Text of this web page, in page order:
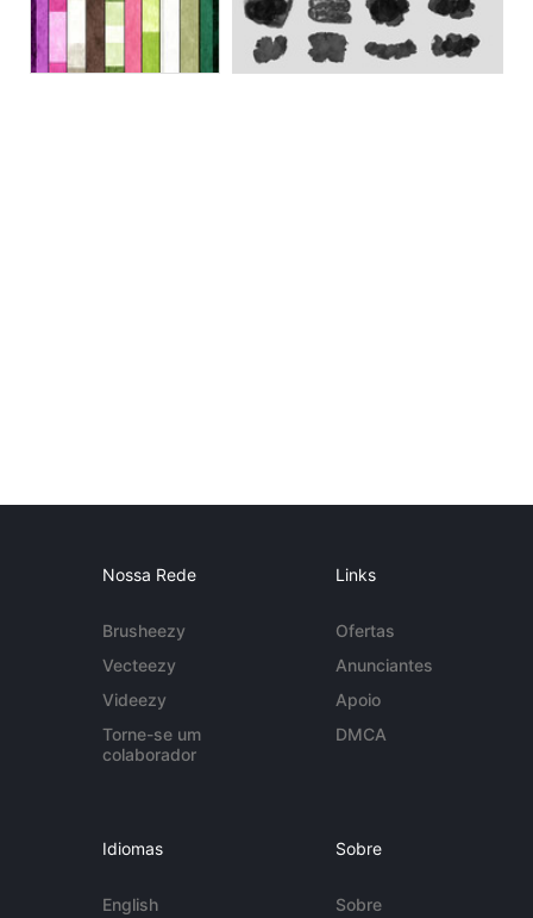
Nossa Rede
Brusheezy
Vecteezy
Videezy
Torne-se um
colaborador
Links
Ofertas
Anunciantes
Apoio
DMCA
Idiomas
English
Sobre
Sobre